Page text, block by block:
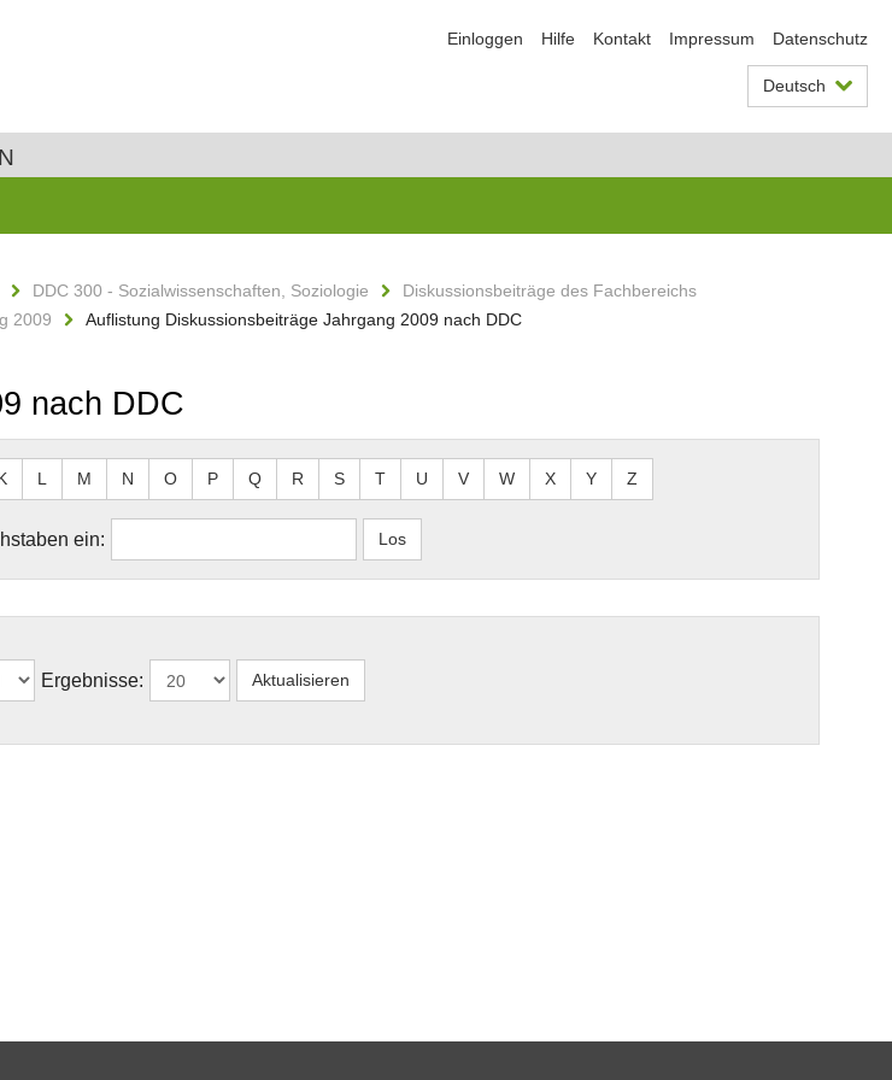
Einloggen Hilfe Kontakt Impressum Datenschutz
Deutsch
DDC 300 - Sozialwissenschaften, Soziologie
Diskussionsbeiträge des Fachbereichs
2009 Auflistung Diskussionsbeiträge Jahrgang 2009 nach DDC
nach DDC
L M N O P Q R S T U V W X Y Z
ein:
Ergebnisse: